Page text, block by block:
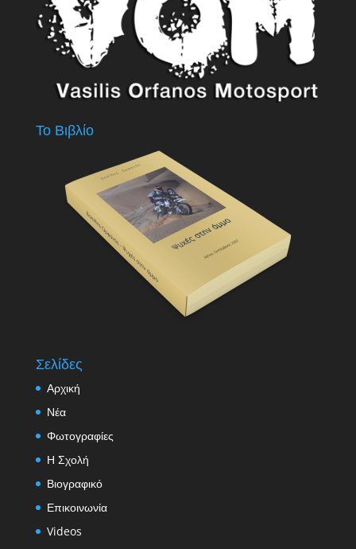
Το Βιβλίο
Σελίδες
Αρχική
Νέα
Φωτογραφίες
Η Σχολή
Βιογραφικό
Επικοινωνία
Videos